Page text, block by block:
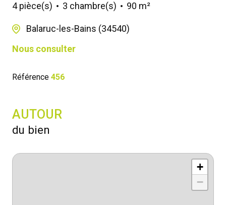
4 pièce(s)
3 chambre(s) 90 m²
Balaruc-les-Bains (34540)
Nous consulter
Référence 456
AUTOUR
du bien
+
−